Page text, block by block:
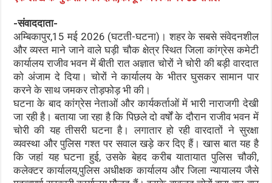
-संवाददाता-
अम्बिकापुर,15 मई 2026 (घटती-घटना)। शहर के सबसे संवेदनशील
और व्यस्त माने जाने वाले घड़ी चौक क्षेत्र स्थित जिला कांग्रेस कमेटी
कार्यालय राजीव भवन में बीती रात अज्ञात चोरों ने चोरी की बड़ी वारदात
को अंजाम दे दिया। चोरों ने कार्यालय के भीतर घुसकर सामान पार
करने के साथ जमकर तोड़फोड़ भी की।
घटना के बाद कांग्रेस नेताओं और कार्यकर्ताओं में भारी नाराजगी देखी
जा रही है। बताया जा रहा है कि पिछले दो वर्षों के दौरान राजीव भवन में
चोरी की यह तीसरी घटना है। लगातार हो रही वारदातों ने सुरक्षा
व्यवस्था और पुलिस गश्त पर सवाल खड़े कर दिए हैं। खास बात यह है
कि जहां यह घटना हुई, उसके बेहद करीब यातायात पुलिस चौकी,
कलेक्टर कार्यालय,पुलिस अधीक्षक कार्यालय और जिला न्यायालय जैसे